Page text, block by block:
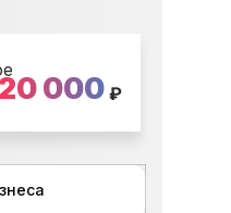
₽
000